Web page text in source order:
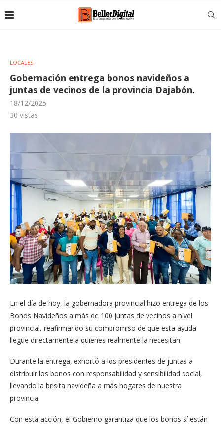
LOCALES
Gobernación entrega bonos navideños a
juntas de vecinos de la provincia Dajabón.
18/12/2025
30 vistas
En el día de hoy, la gobernadora provincial hizo entrega de los
Bonos Navideños a más de 100 juntas de vecinos a nivel
provincial, reafirmando su compromiso de que esta ayuda
llegue directamente a quienes realmente la necesitan.
Durante la entrega, exhortó a los presidentes de juntas a
distribuir los bonos con responsabilidad y sensibilidad social,
llevando la brisita navideña a más hogares de nuestra
provincia.
Con esta acción, el Gobierno garantiza que los bonos sí están